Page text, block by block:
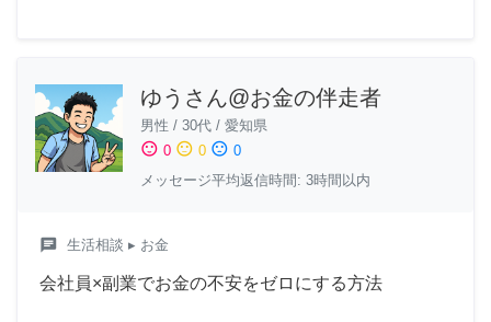
ゆうさん@お金の伴走者
男性 / 30代 / 愛知県
sentiment_satisfied 0 sentiment_neutral 0 sentiment_dissatisfied 0
メッセージ平均返信時間: 3時間以内
chat 生活相談 ▸ お金
会社員×副業でお金の不安をゼロにする方法